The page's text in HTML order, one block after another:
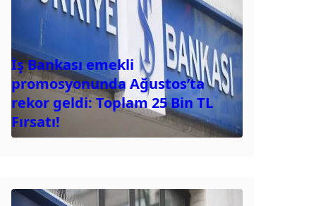
İş Bankası emekli
promosyonunda Ağustos’ta
rekor geldi: Toplam 25 Bin TL
Fırsatı!